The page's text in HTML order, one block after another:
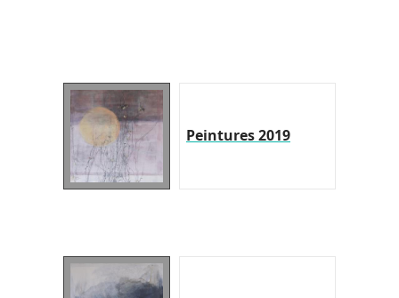
Peintures 2019